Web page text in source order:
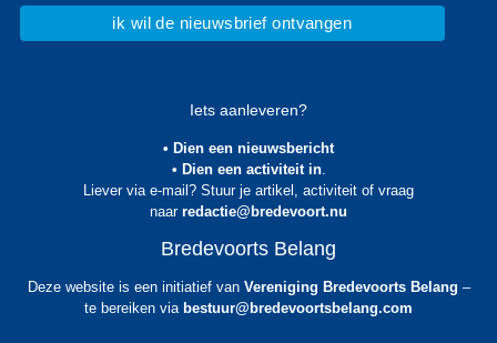
Iets aanleveren?
• Dien een nieuwsbericht
• Dien een activiteit in.
Liever via e-mail? Stuur je artikel, activiteit of vraag
naar redactie@bredevoort.nu
Bredevoorts Belang
Deze website is een initiatief van Vereniging Bredevoorts Belang –
te bereiken via bestuur@bredevoortsbelang.com